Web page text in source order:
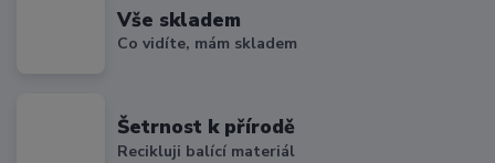
Vše skladem
Co vidíte, mám skladem
Šetrnost k přírodě
Recikluji balící materiál